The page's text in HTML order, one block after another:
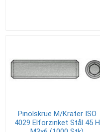
Pinolskrue M/Krater ISO
4029 Elforzinket Stål 45 H